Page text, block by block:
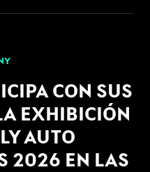
CON SUS
EXHIBICIÓN
AUTO
2026 EN LAS